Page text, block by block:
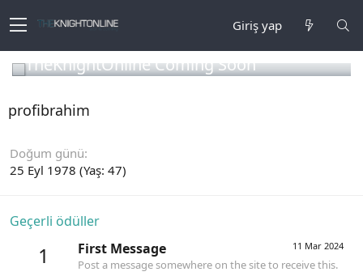
Giriş yap
TheKnightOnline Coming Soon
profibrahim
Doğum günü
25 Eyl 1978 (Yaş: 47)
Geçerli ödüller
1 11 Mar 2024
First Message
Post a message somewhere on the site to receive this.